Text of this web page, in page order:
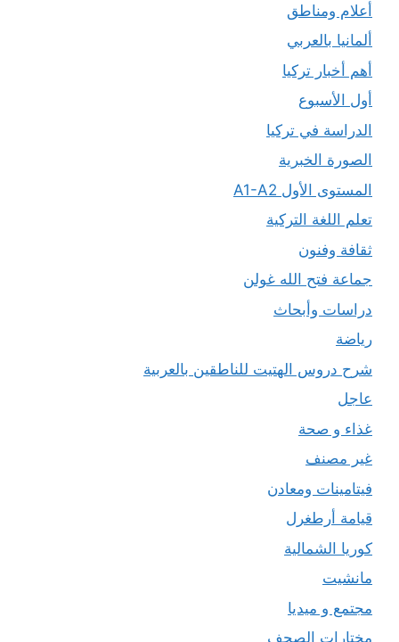
أعلام ومناطق
ألمانيا بالعربي
أهم أخبار تركيا
أول الأسبوع
الدراسة في تركيا
الصورة الخبرية
المستوى الأول A1-A2
تعلم اللغة التركية
ثقافة وفنون
جماعة فتح الله غولن
دراسات وأبحاث
رياضة
شرح دروس الهتيت للناطقين بالعربية
عاجل
غذاء و صحة
غير مصنف
فيتامينات ومعادن
قيامة أرطغرل
كوريا الشمالية
مانشيت
مجتمع و ميديا
مختارات الصحف